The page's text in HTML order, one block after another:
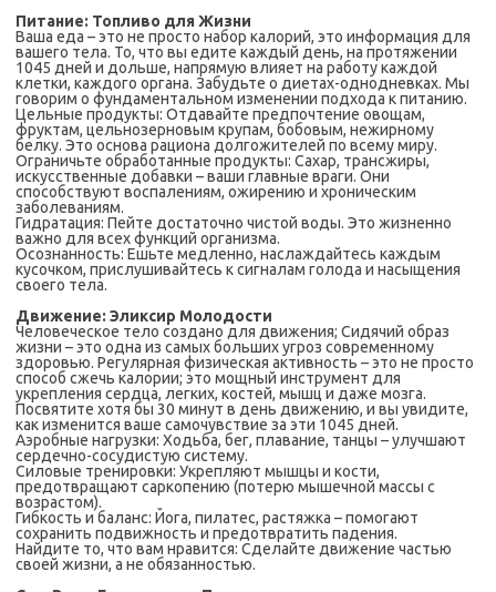
Питание: Топливо для Жизни
Ваша еда – это не просто набор калорий, это информация для
вашего тела. То, что вы едите каждый день, на протяжении
1045 дней и дольше, напрямую влияет на работу каждой
клетки, каждого органа. Забудьте о диетах-однодневках. Мы
говорим о фундаментальном изменении подхода к питанию.
Цельные продукты: Отдавайте предпочтение овощам,
фруктам, цельнозерновым крупам, бобовым, нежирному
белку. Это основа рациона долгожителей по всему миру.
Ограничьте обработанные продукты: Сахар, трансжиры,
искусственные добавки – ваши главные враги. Они
способствуют воспалениям, ожирению и хроническим
заболеваниям.
Гидратация: Пейте достаточно чистой воды. Это жизненно
важно для всех функций организма.
Осознанность: Ешьте медленно, наслаждайтесь каждым
кусочком, прислушивайтесь к сигналам голода и насыщения
своего тела.
Движение: Эликсир Молодости
Человеческое тело создано для движения; Сидячий образ
жизни – это одна из самых больших угроз современному
здоровью. Регулярная физическая активность – это не просто
способ сжечь калории; это мощный инструмент для
укрепления сердца, легких, костей, мышц и даже мозга.
Посвятите хотя бы 30 минут в день движению, и вы увидите,
как изменится ваше самочувствие за эти 1045 дней.
Аэробные нагрузки: Ходьба, бег, плавание, танцы – улучшают
сердечно-сосудистую систему.
Силовые тренировки: Укрепляют мышцы и кости,
предотвращают саркопению (потерю мышечной массы с
возрастом).
Гибкость и баланс: Йога, пилатес, растяжка – помогают
сохранить подвижность и предотвратить падения.
Найдите то, что вам нравится: Сделайте движение частью
своей жизни, а не обязанностью.